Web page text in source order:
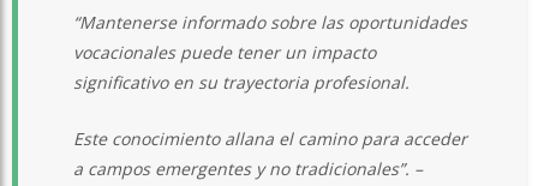
“Mantenerse informado sobre las oportunidades
vocacionales puede tener un impacto
significativo en su trayectoria profesional.
Este conocimiento allana el camino para acceder
a campos emergentes y no tradicionales”. –